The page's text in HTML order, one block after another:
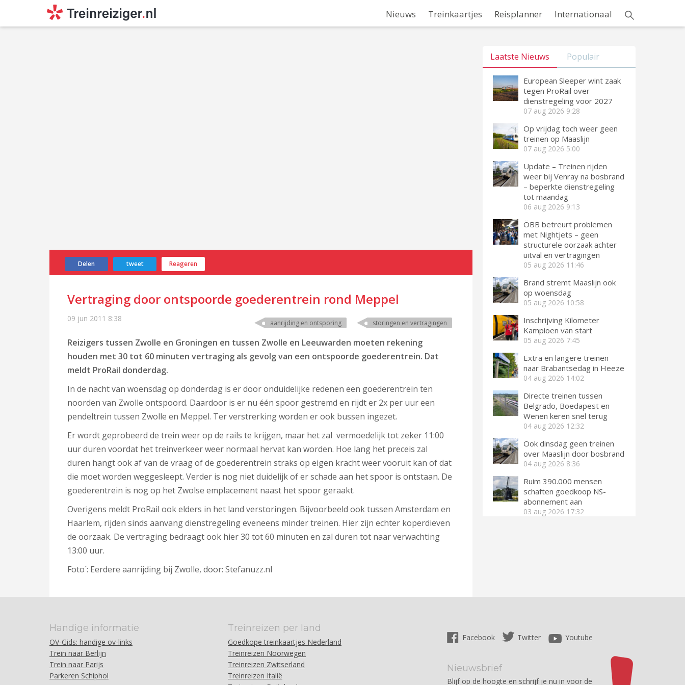
Nieuws Treinkaartjes Reisplanner Internationaal
Delen tweet Reageren
Vertraging door ontspoorde goederentrein rond Meppel
09 jun 2011 8:38 aanrijding en ontsporing storingen en vertragingen
Reizigers tussen Zwolle en Groningen en tussen Zwolle en Leeuwarden moeten rekening
houden met 30 tot 60 minuten vertraging als gevolg van een ontspoorde goederentrein. Dat
meldt ProRail donderdag.
In de nacht van woensdag op donderdag is er door onduidelijke redenen een goederentrein ten
noorden van Zwolle ontspoord. Daardoor is er nu één spoor gestremd en rijdt er 2x per uur een
pendeltrein tussen Zwolle en Meppel. Ter verstrerking worden er ook bussen ingezet.
Er wordt geprobeerd de trein weer op de rails te krijgen, maar het zal vermoedelijk tot zeker 11:00
uur duren voordat het treinverkeer weer normaal hervat kan worden. Hoe lang het preceis zal
duren hangt ook af van de vraag of de goederentrein straks op eigen kracht weer vooruit kan of dat
die moet worden weggesleept. Verder is nog niet duidelijk of er schade aan het spoor is ontstaan. De
goederentrein is nog op het Zwolse emplacement naast het spoor geraakt.
Overigens meldt ProRail ook elders in het land verstoringen. Bijvoorbeeld ook tussen Amsterdam en
Haarlem, rijden sinds aanvang dienstregeling eveneens minder treinen. Hier zijn echter koperdieven
de oorzaak. De vertraging bedraagt ook hier 30 tot 60 minuten en zal duren tot naar verwachting
13:00 uur.
Foto´: Eerdere aanrijding bij Zwolle, door: Stefanuzz.nl
Laatste Nieuws Populair
European Sleeper wint zaak
tegen ProRail over
dienstregeling voor 2027
07 aug 2026 9:28
Op vrijdag toch weer geen
treinen op Maaslijn
07 aug 2026 5:00
Update – Treinen rijden
weer bij Venray na bosbrand
– beperkte dienstregeling
tot maandag
06 aug 2026 9:13
ÖBB betreurt problemen
met Nightjets – geen
structurele oorzaak achter
uitval en vertragingen
05 aug 2026 11:46
Brand stremt Maaslijn ook
op woensdag
05 aug 2026 10:58
Inschrijving Kilometer
Kampioen van start
05 aug 2026 7:45
Extra en langere treinen
naar Brabantsedag in Heeze
04 aug 2026 14:02
Directe treinen tussen
Belgrado, Boedapest en
Wenen keren snel terug
04 aug 2026 12:32
Ook dinsdag geen treinen
over Maaslijn door bosbrand
04 aug 2026 8:36
Ruim 390.000 mensen
schaften goedkoop NS-
abonnement aan
03 aug 2026 17:32
Handige informatie
OV-Gids: handige ov-links
Trein naar Berlijn
Trein naar Parijs
Parkeren Schiphol
Treinreizen per land
Goedkope treinkaartjes Nederland
Treinreizen Noorwegen
Treinreizen Zwitserland
Treinreizen Italië
Facebook Twitter Youtube
Nieuwsbrief
Blijf op de hoogte en schrijf je nu in voor de